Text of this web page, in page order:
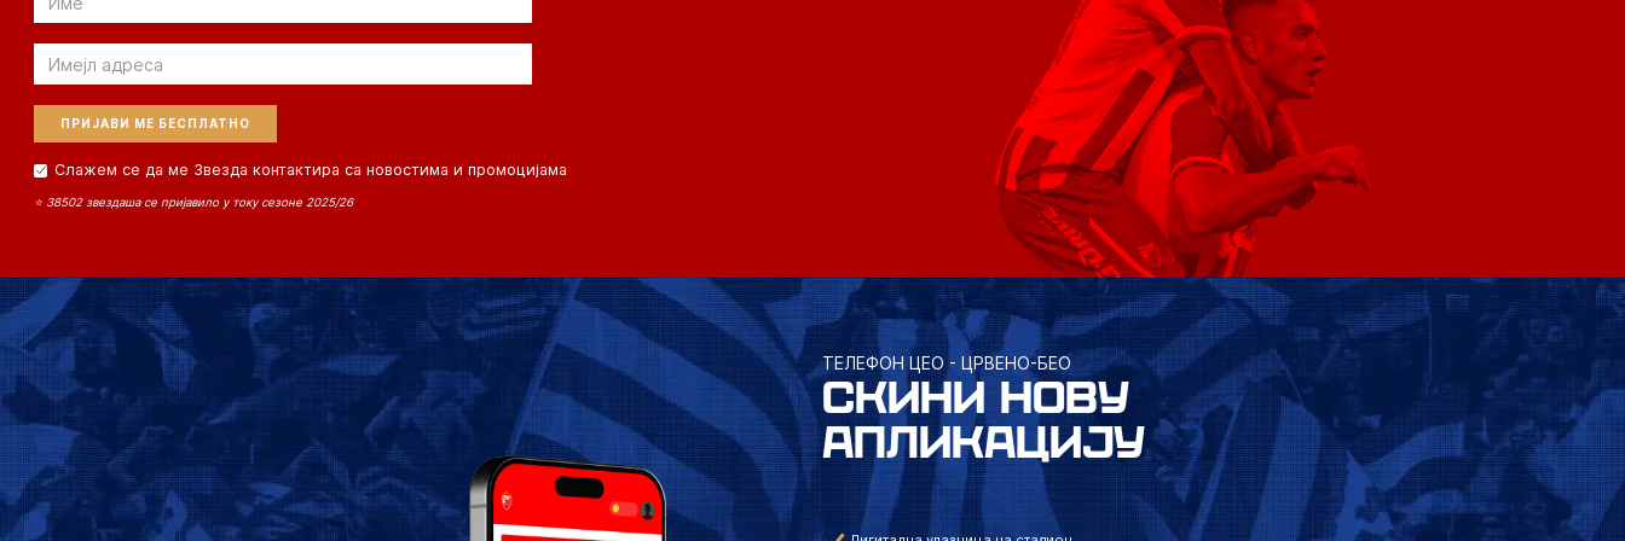
Email
Слажем се да ме Звезда контактира са новостима и промоцијама
⭐ 38502 звездаша се пријавило у току сезоне 2025/26
ТЕЛЕФОН ЦЕО - ЦРВЕНО-БЕО
СКИНИ НОВУ
АПЛИКАЦИЈУ